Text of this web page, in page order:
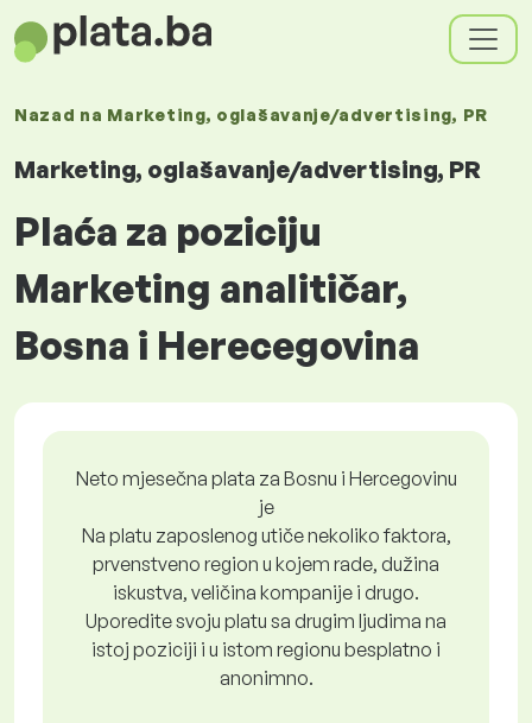
Nazad na Marketing, oglašavanje/advertising, PR
Marketing, oglašavanje/advertising, PR
Plaća za poziciju
Marketing analitičar,
Bosna i Herecegovina
Neto mjesečna plata za Bosnu i Hercegovinu
je
Na platu zaposlenog utiče nekoliko faktora,
prvenstveno region u kojem rade, dužina
iskustva, veličina kompanije i drugo.
Uporedite svoju platu sa drugim ljudima na
istoj poziciji i u istom regionu besplatno i
anonimno.